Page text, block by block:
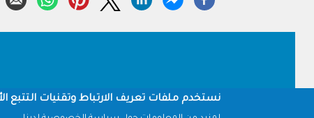
Footerنستخدم ملفات تعريف الارتباط وتقنيات التتبع